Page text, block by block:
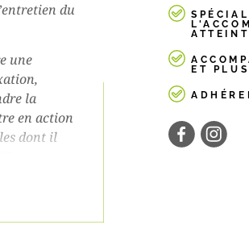
entretien du
une
la
en action
dont il
physiques
ET